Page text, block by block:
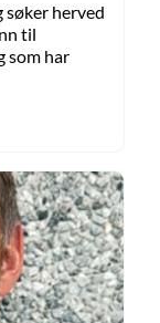
søker herved
til
som har